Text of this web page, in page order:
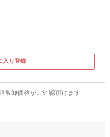
入り登録
常卸価格がご確認頂けます